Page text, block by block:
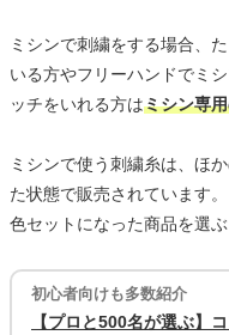
ミシンで刺繍をする場合、
いる方やフリーハンドでミ
ッチをいれる方はミシン専
ミシンで使う刺繍糸は、ほ
た状態で販売されています
色セットになった商品を選ぶ
初心者向けも多数紹介
【プロと500名が選ぶ】